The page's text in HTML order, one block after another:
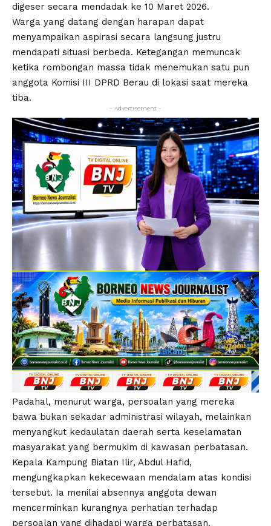
digeser secara mendadak ke 10 Maret 2026.
Warga yang datang dengan harapan dapat
menyampaikan aspirasi secara langsung justru
mendapati situasi berbeda. Ketegangan memuncak
ketika rombongan massa tidak menemukan satu pun
anggota Komisi III DPRD Berau di lokasi saat mereka
tiba.
- Advertisement -
Padahal, menurut warga, persoalan yang mereka
bawa bukan sekadar administrasi wilayah, melainkan
menyangkut kedaulatan daerah serta keselamatan
masyarakat yang bermukim di kawasan perbatasan.
Kepala Kampung Biatan Ilir, Abdul Hafid,
mengungkapkan kekecewaan mendalam atas kondisi
tersebut. Ia menilai absennya anggota dewan
mencerminkan kurangnya perhatian terhadap
persoalan yang dihadapi warga perbatasan.